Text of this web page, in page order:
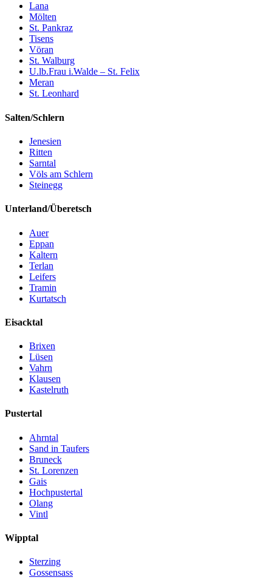
Lana
Mölten
St. Pankraz
Tisens
Vöran
St. Walburg
U.lb.Frau i.Walde – St. Felix
Meran
St. Leonhard
Salten/Schlern
Jenesien
Ritten
Sarntal
Völs am Schlern
Steinegg
Unterland/Überetsch
Auer
Eppan
Kaltern
Terlan
Leifers
Tramin
Kurtatsch
Eisacktal
Brixen
Lüsen
Vahrn
Klausen
Kastelruth
Pustertal
Ahrntal
Sand in Taufers
Bruneck
St. Lorenzen
Gais
Hochpustertal
Olang
Vintl
Wipptal
Sterzing
Gossensass